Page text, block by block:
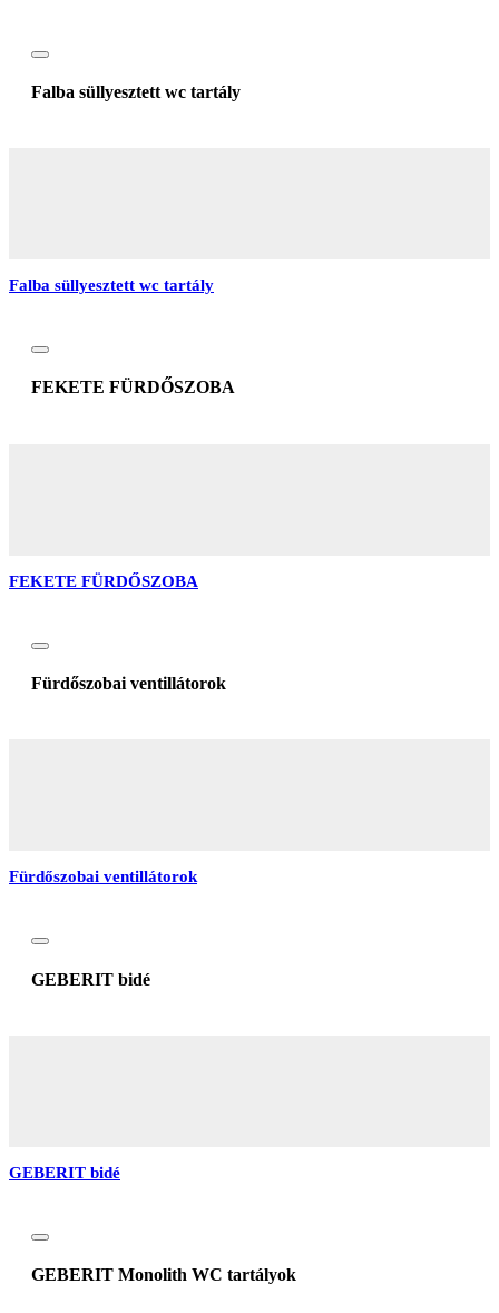
Falba süllyesztett wc tartály
Falba süllyesztett wc tartály
FEKETE FÜRDŐSZOBA
FEKETE FÜRDŐSZOBA
Fürdőszobai ventillátorok
Fürdőszobai ventillátorok
GEBERIT bidé
GEBERIT bidé
GEBERIT Monolith WC tartályok